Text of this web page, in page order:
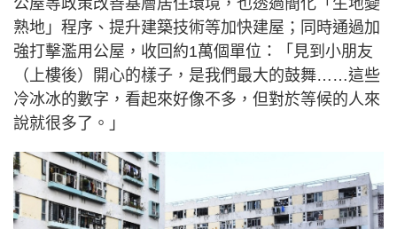
熟地」程序、提升建築技術等加快建屋；同時通過加
強打擊濫用公屋，收回約1萬個單位：「見到小朋友
（上樓後）開心的樣子，是我們最大的鼓舞……這些
冷冰冰的數字，看起來好像不多，但對於等候的人來
說就很多了。」